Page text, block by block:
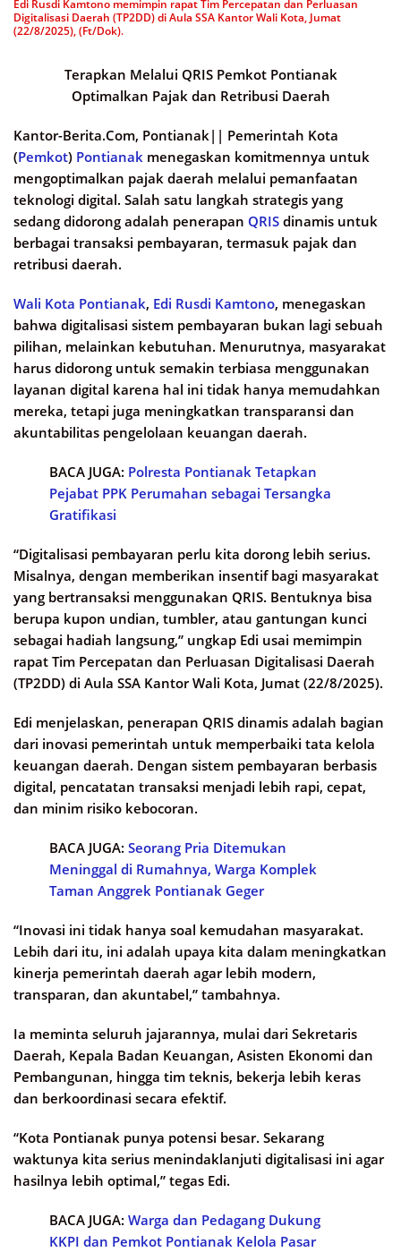
Edi Rusdi Kamtono memimpin rapat Tim Percepatan dan Perluasan
Digitalisasi Daerah (TP2DD) di Aula SSA Kantor Wali Kota, Jumat
(22/8/2025), (Ft/Dok).
Terapkan Melalui QRIS Pemkot Pontianak
Optimalkan Pajak dan Retribusi Daerah
Kantor-Berita.Com, Pontianak|| Pemerintah Kota
(Pemkot) Pontianak menegaskan komitmennya untuk
mengoptimalkan pajak daerah melalui pemanfaatan
teknologi digital. Salah satu langkah strategis yang
sedang didorong adalah penerapan QRIS dinamis untuk
berbagai transaksi pembayaran, termasuk pajak dan
retribusi daerah.
Wali Kota Pontianak, Edi Rusdi Kamtono, menegaskan
bahwa digitalisasi sistem pembayaran bukan lagi sebuah
pilihan, melainkan kebutuhan. Menurutnya, masyarakat
harus didorong untuk semakin terbiasa menggunakan
layanan digital karena hal ini tidak hanya memudahkan
mereka, tetapi juga meningkatkan transparansi dan
akuntabilitas pengelolaan keuangan daerah.
BACA JUGA: Polresta Pontianak Tetapkan
Pejabat PPK Perumahan sebagai Tersangka
Gratifikasi
“Digitalisasi pembayaran perlu kita dorong lebih serius.
Misalnya, dengan memberikan insentif bagi masyarakat
yang bertransaksi menggunakan QRIS. Bentuknya bisa
berupa kupon undian, tumbler, atau gantungan kunci
sebagai hadiah langsung,” ungkap Edi usai memimpin
rapat Tim Percepatan dan Perluasan Digitalisasi Daerah
(TP2DD) di Aula SSA Kantor Wali Kota, Jumat (22/8/2025).
Edi menjelaskan, penerapan QRIS dinamis adalah bagian
dari inovasi pemerintah untuk memperbaiki tata kelola
keuangan daerah. Dengan sistem pembayaran berbasis
digital, pencatatan transaksi menjadi lebih rapi, cepat,
dan minim risiko kebocoran.
BACA JUGA: Seorang Pria Ditemukan
Meninggal di Rumahnya, Warga Komplek
Taman Anggrek Pontianak Geger
“Inovasi ini tidak hanya soal kemudahan masyarakat.
Lebih dari itu, ini adalah upaya kita dalam meningkatkan
kinerja pemerintah daerah agar lebih modern,
transparan, dan akuntabel,” tambahnya.
Ia meminta seluruh jajarannya, mulai dari Sekretaris
Daerah, Kepala Badan Keuangan, Asisten Ekonomi dan
Pembangunan, hingga tim teknis, bekerja lebih keras
dan berkoordinasi secara efektif.
“Kota Pontianak punya potensi besar. Sekarang
waktunya kita serius menindaklanjuti digitalisasi ini agar
hasilnya lebih optimal,” tegas Edi.
BACA JUGA: Warga dan Pedagang Dukung
KKPI dan Pemkot Pontianak Kelola Pasar